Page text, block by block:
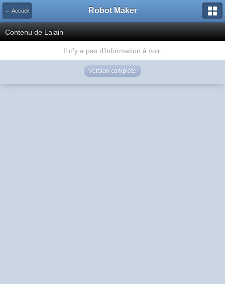
← Accueil Robot Maker
Contenu de Lalain
Il n'y a pas d'information à voir.
Version complète